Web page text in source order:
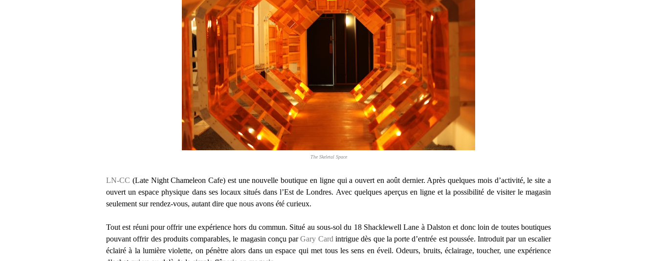
The Skeletal Space
LN-CC (Late Night Chameleon Cafe) est une nouvelle boutique en ligne qui a ouvert en août dernier. Après quelques mois d’activité, le site a
ouvert un espace physique dans ses locaux situés dans l’Est de Londres. Avec quelques aperçus en ligne et la possibilité de visiter le magasin
seulement sur rendez-vous, autant dire que nous avons été curieux.
Tout est réuni pour offrir une expérience hors du commun. Situé au sous-sol du 18 Shacklewell Lane à Dalston et donc loin de toutes boutiques
pouvant offrir des produits comparables, le magasin conçu parGary Card intrigue dès que la porte d’entrée est poussée. Introduit par un escalier
éclairé à la lumière violette, on pénètre alors dans un espace qui met tous les sens en éveil. Odeurs, bruits, éclairage, toucher, une expérience